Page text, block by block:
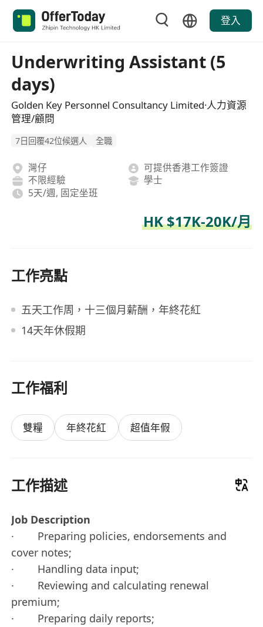
登入
Underwriting Assistant (5
days)
Golden Key Personnel Consultancy Limited·人力資源
管理/顧問
7日回覆42位候選人 全職
灣仔
可提供香港工作簽證
不限經驗
學士
5天/週, 固定坐班
HK $17K-20K/月
工作亮點
五天工作周，十三個月薪酬，年終花紅
14天年休假期
工作福利
雙糧 年終花紅 超值年假
工作描述
Job Description
· Preparing policies, endorsements and
cover notes;
· Handling data input;
· Reviewing and calculating renewal
premium;
· Preparing daily reports;